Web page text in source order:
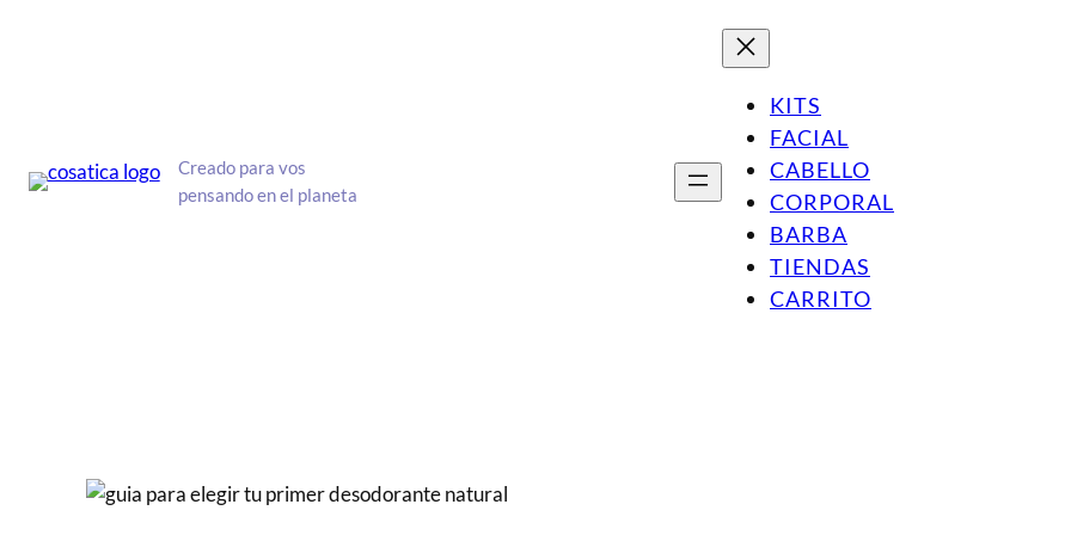
Creado para vos
pensando en el planeta
KITS
FACIAL
CABELLO
CORPORAL
BARBA
TIENDAS
CARRITO
¡Nuevo! Mascarilla ULTRAHUMECTANTE con Manteca de Mango